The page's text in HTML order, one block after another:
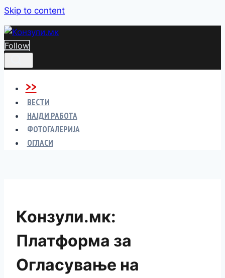
Skip to content
Follow
>>
ВЕСТИ
НАЈДИ РАБОТА
ФОТОГАЛЕРИЈА
ОГЛАСИ
Конзули.мк:
Платформа за
Огласување на